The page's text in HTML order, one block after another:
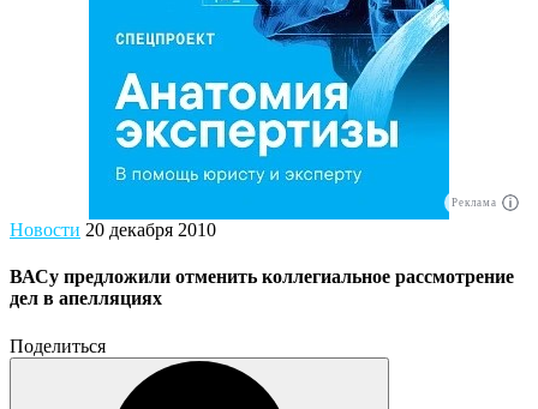
Реклама
Новости 20 декабря 2010
ВАСу предложили отменить коллегиальное рассмотрение
дел в апелляциях
Поделиться